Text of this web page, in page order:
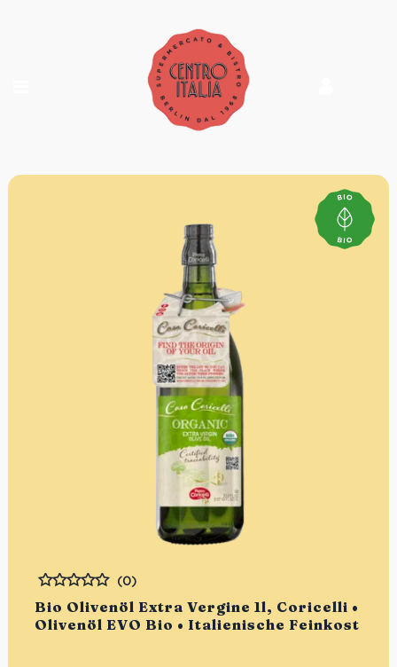
Bio Olivenöl Extra Vergine 1l, Coricelli •
Olivenöl EVO Bio • Italienische Feinkost
Bewertet
(0)